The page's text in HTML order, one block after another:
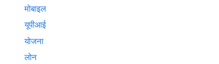
मोबाइल
यूपीआई
योजना
लोन